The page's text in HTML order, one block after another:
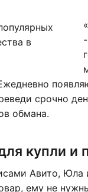
срочно
обмана.
купли и
Авито, Юла
ему не